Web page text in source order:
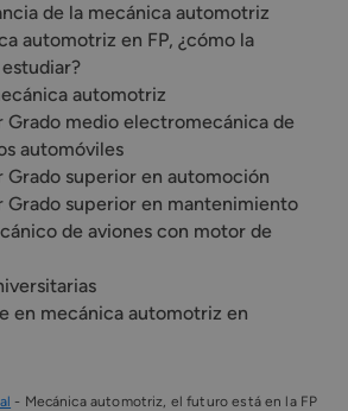
de la mecánica automotriz
automotriz en FP, ¿cómo la
automotriz
Grado medio electromecánica de
automóviles
Grado superior en automoción
Grado superior en mantenimiento
de aviones con motor de
en mecánica automotriz en
- Mecánica automotriz, el futuro está en la FP